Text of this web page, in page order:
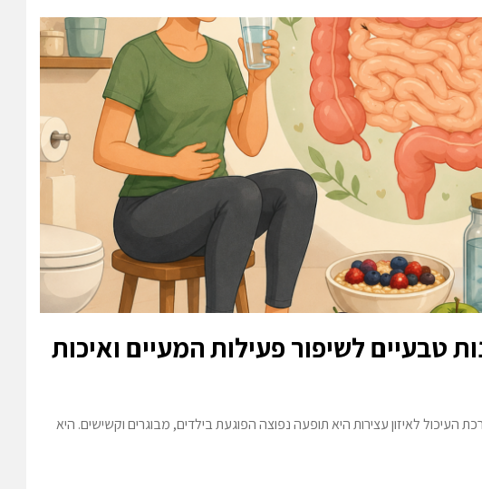
טבעיים לשיפור פעילות המעיים ואיכות
העיכול לאיזון עצירות היא תופעה נפוצה הפוגעת בילדים, מבוגרים וקשישים. היא